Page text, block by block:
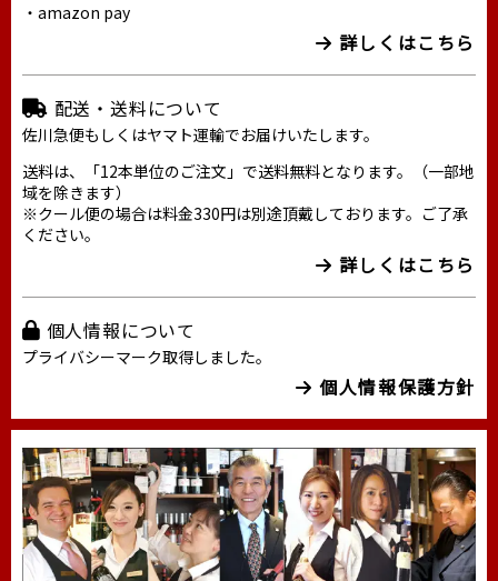
・amazon pay
詳しくはこちら
配送・送料について
佐川急便もしくはヤマト運輸でお届けいたします。
送料は、「12本単位のご注文」で送料無料となります。（一部地
域を除きます）
※クール便の場合は料金330円は別途頂戴しております。ご了承
ください。
詳しくはこちら
個人情報について
プライバシーマーク取得しました。
個人情報保護方針